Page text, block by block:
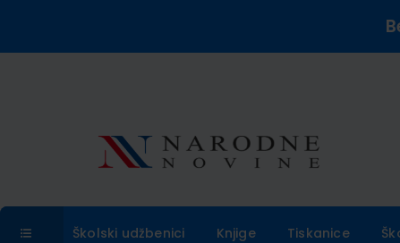
Školski udžbenici Knjige Tiskanice